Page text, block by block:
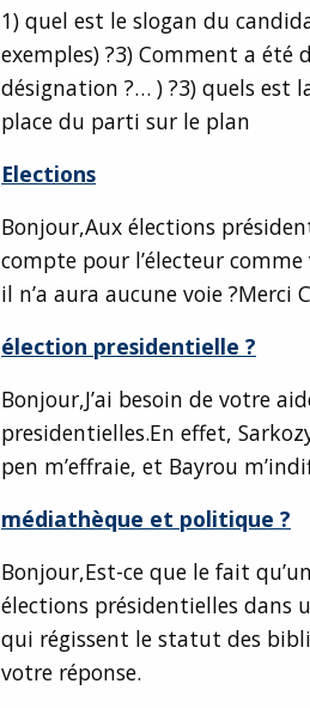
1) quel est le slogan du
exemples) ?3) Comment a été
désignation ?… ) ?3) quels est
place du parti sur le plan
Elections
Bonjour,Aux élections
compte pour l’électeur
il n’a aura aucune voie ?Merci
élection presidentielle ?
Bonjour,J’ai besoin de votre
presidentielles.En effet,
pen m’effraie, et Bayrou
médiathèque et politique ?
Bonjour,Est-ce que le fait
élections présidentielles dans
qui régissent le statut des
votre réponse.